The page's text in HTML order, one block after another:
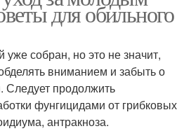
для обильного
собран, но это не значит,
вниманием и забыть о
Следует продолжить
фунгицидами от грибковых
антракноза.